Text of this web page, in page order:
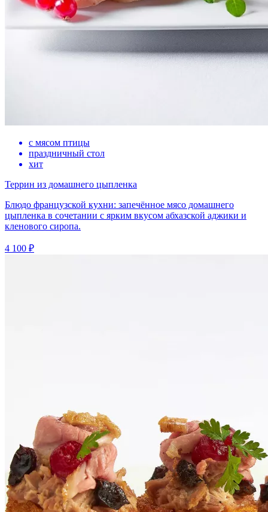
с мясом птицы
праздничный стол
хит
Террин из домашнего цыпленка
Блюдо французской кухни: запечённое мясо домашнего
цыпленка в сочетании с ярким вкусом абхазской аджики и
кленового сиропа.
4 100 ₽